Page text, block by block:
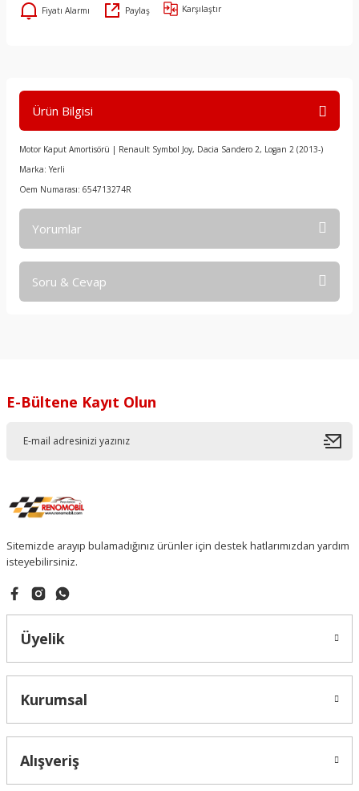
Fiyatı Alarmı Paylaş Karşılaştır
Ürün Bilgisi
Motor Kaput Amortisörü | Renault Symbol Joy, Dacia Sandero 2, Logan 2 (2013-)
Marka: Yerli
Oem Numarası: 654713274R
Yorumlar
Soru & Cevap
E-Bültene Kayıt Olun
Sitemizde arayıp bulamadığınız ürünler için destek hatlarımızdan yardım
isteyebilirsiniz.
Üyelik
Kurumsal
Alışveriş